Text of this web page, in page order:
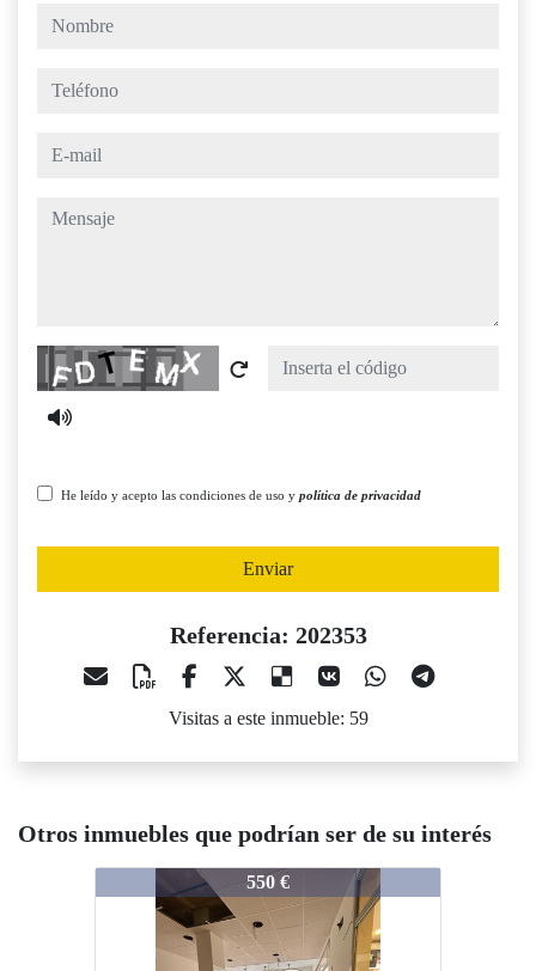
nombre
teléfono
e-mail
mensaje
Captcha
He leído y acepto las condiciones de uso y política de privacidad
Enviar
Referencia: 202353
Visitas a este inmueble: 59
Otros inmuebles que podrían ser de su interés
550 €
202353 600 €